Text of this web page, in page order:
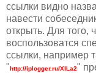
ссылки видно
навести
открыть. Для
воспользоватся
ссылки, например
"http://iplogger.ru/XlLa2"